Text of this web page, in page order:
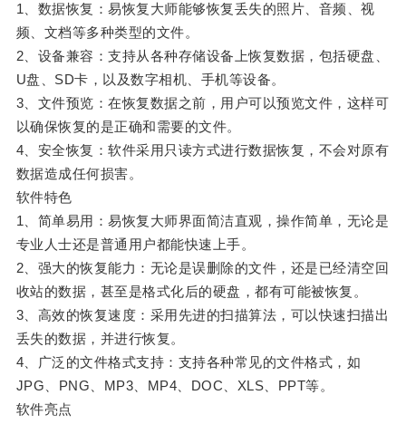
1、数据恢复：易恢复大师能够恢复丢失的照片、音频、视
频、文档等多种类型的文件。
2、设备兼容：支持从各种存储设备上恢复数据，包括硬盘、
U盘、SD卡，以及数字相机、手机等设备。
3、文件预览：在恢复数据之前，用户可以预览文件，这样可
以确保恢复的是正确和需要的文件。
4、安全恢复：软件采用只读方式进行数据恢复，不会对原有
数据造成任何损害。
软件特色
1、简单易用：易恢复大师界面简洁直观，操作简单，无论是
专业人士还是普通用户都能快速上手。
2、强大的恢复能力：无论是误删除的文件，还是已经清空回
收站的数据，甚至是格式化后的硬盘，都有可能被恢复。
3、高效的恢复速度：采用先进的扫描算法，可以快速扫描出
丢失的数据，并进行恢复。
4、广泛的文件格式支持：支持各种常见的文件格式，如
JPG、PNG、MP3、MP4、DOC、XLS、PPT等。
软件亮点